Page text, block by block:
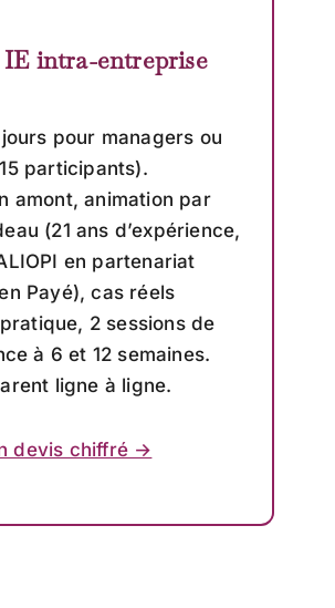
intra-entreprise
pour managers ou
participants).
amont, animation par
(21 ans d’expérience,
en partenariat
Payé), cas réels
2 sessions de
à 6 et 12 semaines.
ligne à ligne.
devis chiffré →